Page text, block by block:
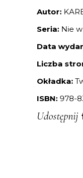
Autor:
Seria: Nie
Data
Liczba
Okładka:
ISBN: 978-
Udostępnij